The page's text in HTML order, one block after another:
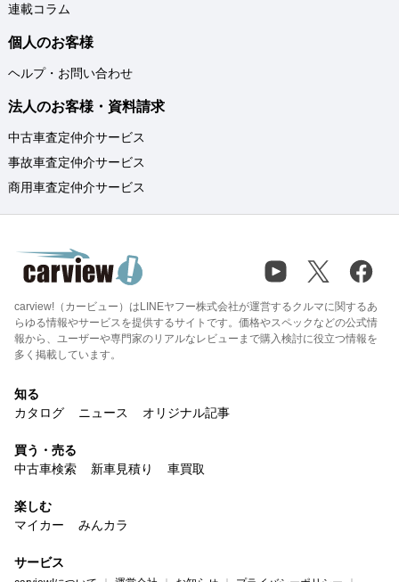
連載コラム
個人のお客様
ヘルプ・お問い合わせ
法人のお客様・資料請求
中古車査定仲介サービス
事故車査定仲介サービス
商用車査定仲介サービス
carview!（カービュー）はLINEヤフー株式会社が運営するクルマに関するあ
らゆる情報やサービスを提供するサイトです。価格やスペックなどの公式情
報から、ユーザーや専門家のリアルなレビューまで購入検討に役立つ情報を
多く掲載しています。
知る
カタログ
ニュース オリジナル記事
買う・売る
中古車検索
新車見積り 車買取
楽しむ
マイカー
みんカラ
サービス